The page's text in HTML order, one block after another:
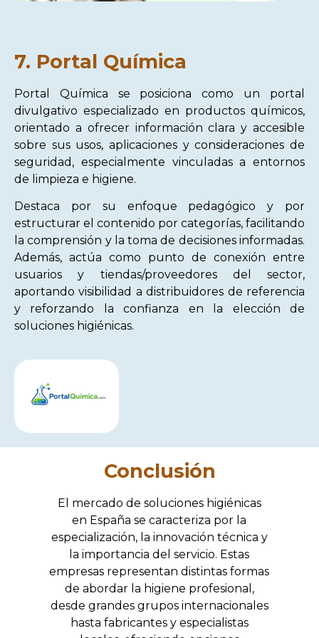
7. Portal Química
Portal Química se posiciona como un portal
divulgativo especializado en productos químicos,
orientado a ofrecer información clara y accesible
sobre sus usos, aplicaciones y consideraciones de
seguridad, especialmente vinculadas a entornos
de limpieza e higiene.
Destaca por su enfoque pedagógico y por
estructurar el contenido por categorías, facilitando
la comprensión y la toma de decisiones informadas.
Además, actúa como punto de conexión entre
usuarios y tiendas/proveedores del sector,
aportando visibilidad a distribuidores de referencia
y reforzando la confianza en la elección de
soluciones higiénicas.
Conclusión
El mercado de soluciones higiénicas
en España se caracteriza por la
especialización, la innovación técnica y
la importancia del servicio. Estas
empresas representan distintas formas
de abordar la higiene profesional,
desde grandes grupos internacionales
hasta fabricantes y especialistas